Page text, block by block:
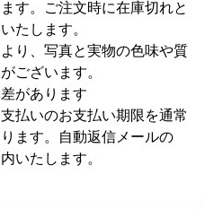
す。ご注文時に在庫切れと
たします。
り、写真と実物の色味や質
ございます。
があります
払いのお支払い期限を通常
ます。自動返信メールの
いたします。